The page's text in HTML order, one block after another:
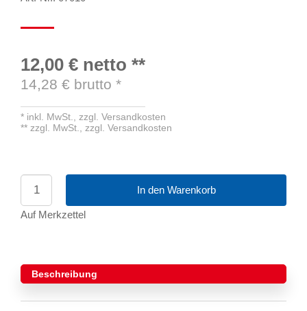
12,00 € netto **
14,28 € brutto *
* inkl. MwSt., zzgl. Versandkosten
** zzgl. MwSt., zzgl. Versandkosten
In den Warenkorb
Auf Merkzettel
Beschreibung